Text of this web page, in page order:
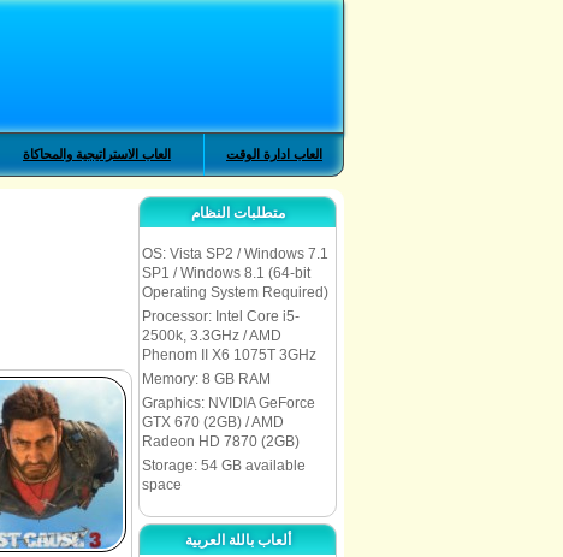
العاب الاستراتيجية والمحاكاة العاب ادارة الوقت
متطلبات النظام
OS: Vista SP2 / Windows 7.1
SP1 / Windows 8.1 (64-bit
Operating System Required)
Processor: Intel Core i5-
2500k, 3.3GHz / AMD
Phenom II X6 1075T 3GHz
Memory: 8 GB RAM
Graphics: NVIDIA GeForce
GTX 670 (2GB) / AMD
Radeon HD 7870 (2GB)
Storage: 54 GB available
space
ألعاب باللة العربية